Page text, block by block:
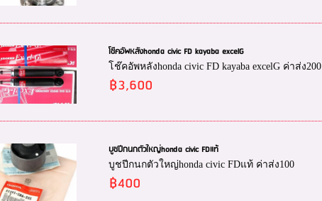
โช๊คอัพหลังhonda civic FD kayaba excelG
โช๊คอัพหลังhonda civic FD kayaba excelG ค่าส่ง200
฿3,600
บูชปีกนกตัวใหญ่honda civic FDแท้
บูชปีกนกตัวใหญ่honda civic FDแท้ ค่าส่ง100
฿400